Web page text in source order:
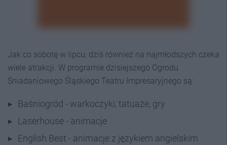
Jak co sobotę w lipcu, dziś również na najmłodszych czeka
wiele atrakcji. W programie dzisiejszego Ogrodu
Śniadaniowego Śląskiego Teatru Impresaryjnego są:
Baśniogród - warkoczyki, tatuaże, gry
Laserhouse - animacje
English Best - animacje z językiem angielskim